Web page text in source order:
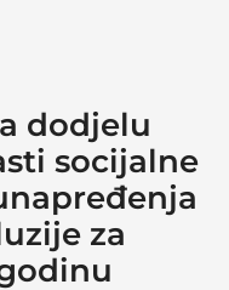
dodjelu
socijalne
za